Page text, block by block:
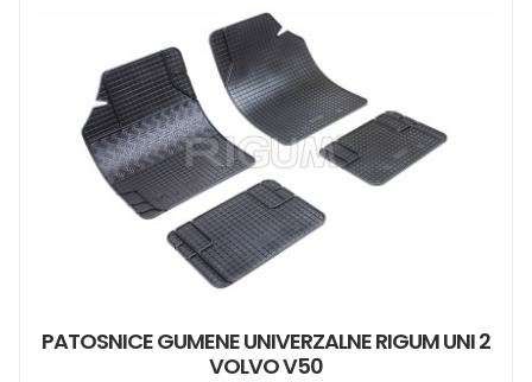
PATOSNICE GUMENE UNIVERZALNE RIGUM UNI 2
VOLVO V50